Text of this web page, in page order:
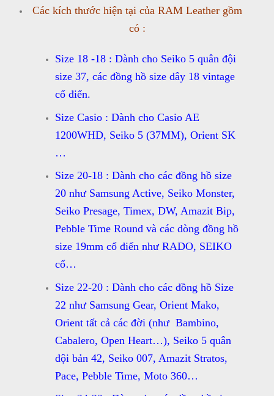
Các kích thước hiện tại của RAM Leather gồm
có :
Size 18 -18 : Dành cho Seiko 5 quân đội
size 37, các đồng hồ size dây 18 vintage
cổ điển.
Size Casio : Dành cho Casio AE
1200WHD, Seiko 5 (37MM), Orient SK
…
Size 20-18 : Dành cho các đồng hồ size
20 như Samsung Active, Seiko Monster,
Seiko Presage, Timex, DW, Amazit Bip,
Pebble Time Round và các dòng đồng hồ
size 19mm cổ điển như RADO, SEIKO
cổ…
Size 22-20 : Dành cho các đồng hồ Size
22 như Samsung Gear, Orient Mako,
Orient tất cả các đời (như Bambino,
Cabalero, Open Heart…), Seiko 5 quân
đội bản 42, Seiko 007, Amazit Stratos,
Pace, Pebble Time, Moto 360…